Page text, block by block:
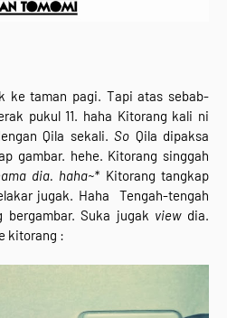
ke taman pagi. Tapi atas sebab-
pukul 11. haha Kitorang kali ni
Qila sekali.So Qila dipaksa
gambar. hehe. Kitorang singgah
dia. haha~* Kitorang tangkap
jugak. Haha Tengah-tengah
Suka jugak viewdia.
kitorang :